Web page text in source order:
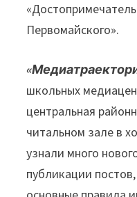
Первомайского».
школьных
центральная
читальном зале в
узнали много
публикации